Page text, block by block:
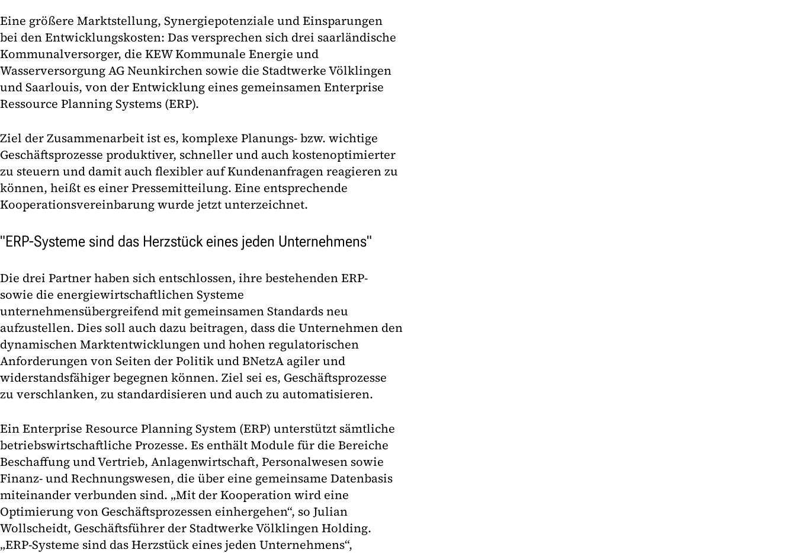
Eine größere Marktstellung, Synergiepotenziale und Einsparungen
bei den Entwicklungskosten: Das versprechen sich drei saarländische
Kommunalversorger, die KEW Kommunale Energie und
Wasserversorgung AG Neunkirchen sowie die Stadtwerke Völklingen
und Saarlouis, von der Entwicklung eines gemeinsamen Enterprise
Ressource Planning Systems (ERP).
Ziel der Zusammenarbeit ist es, komplexe Planungs- bzw. wichtige
Geschäftsprozesse produktiver, schneller und auch kostenoptimierter
zu steuern und damit auch flexibler auf Kundenanfragen reagieren zu
können, heißt es einer Pressemitteilung. Eine entsprechende
Kooperationsvereinbarung wurde jetzt unterzeichnet.
"ERP-Systeme sind das Herzstück eines jeden Unternehmens"
Die drei Partner haben sich entschlossen, ihre bestehenden ERP-
sowie die energiewirtschaftlichen Systeme
unternehmensübergreifend mit gemeinsamen Standards neu
aufzustellen. Dies soll auch dazu beitragen, dass die Unternehmen den
dynamischen Marktentwicklungen und hohen regulatorischen
Anforderungen von Seiten der Politik und BNetzA agiler und
widerstandsfähiger begegnen können. Ziel sei es, Geschäftsprozesse
zu verschlanken, zu standardisieren und auch zu automatisieren.
Ein Enterprise Resource Planning System (ERP) unterstützt sämtliche
betriebswirtschaftliche Prozesse. Es enthält Module für die Bereiche
Beschaffung und Vertrieb, Anlagenwirtschaft, Personalwesen sowie
Finanz- und Rechnungswesen, die über eine gemeinsame Datenbasis
miteinander verbunden sind. „Mit der Kooperation wird eine
Optimierung von Geschäftsprozessen einhergehen“, so Julian
Wollscheidt, Geschäftsführer der Stadtwerke Völklingen Holding.
„ERP-Systeme sind das Herzstück eines jeden Unternehmens“,